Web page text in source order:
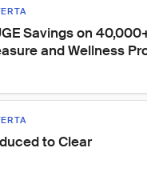
Savings on
and Wellness
to Clear